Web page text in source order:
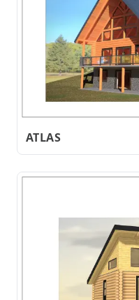
ATLAS